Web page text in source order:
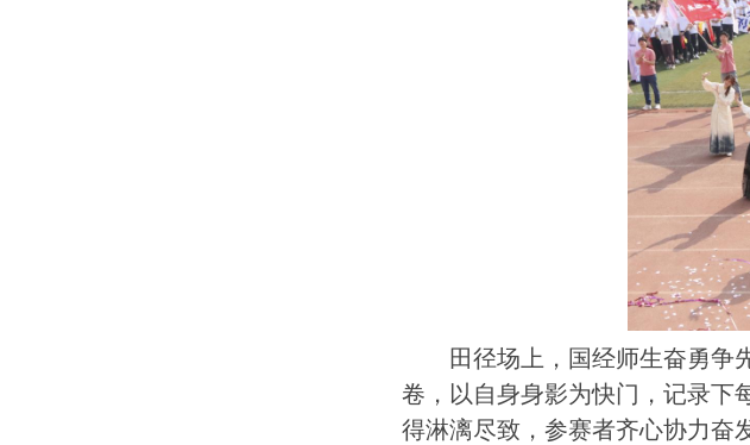
田径场上，国经师生奋勇争
卷，以自身身影为快门，记录下
得淋漓尽致，参赛者齐心协力奋